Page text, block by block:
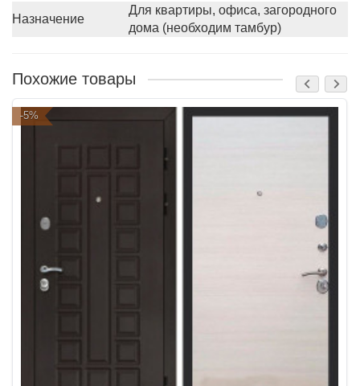
Назначение
Для квартиры, офиса, загородного
дома (необходим тамбур)
Похожие товары
-5%